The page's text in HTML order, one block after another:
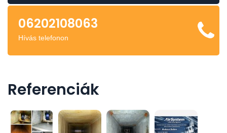
infoairsystem@freemail.hu 📩 Üzenetben is
elérhető
06202108063
Hívás telefonon
Referenciák